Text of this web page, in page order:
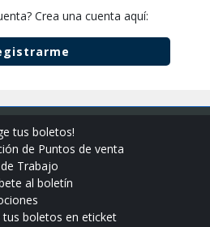
Crea una cuenta aquí:
tus boletos!
de Puntos de venta
Trabajo
al boletín
tus boletos en eticket